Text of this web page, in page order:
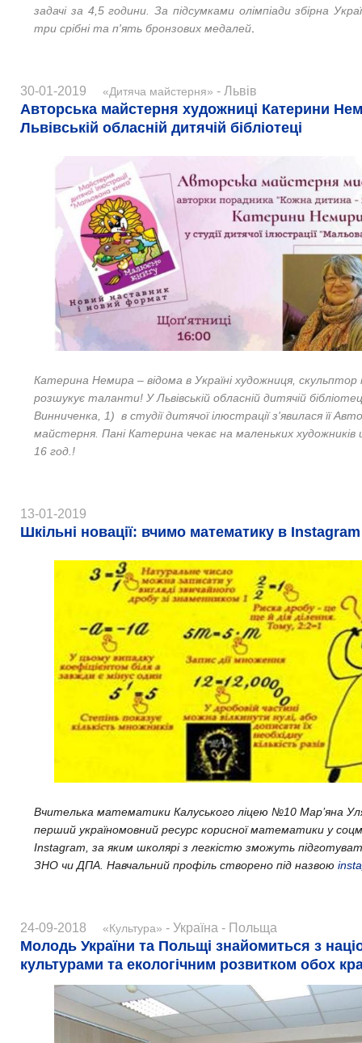
задачі за 4,5 години. За підсумками олімпіади збірна
три срібні та п'ять бронзових медалей
30-01-2019 «Дитяча майстерня» - Львів
Авторська майстерня художниці Катерини
Львівській обласній дитячій бібліотеці
Катерина Немира – відома в Україні художниця, скульптор
розшукує таланти! УЛьвівській обласній дитячій
Винниченка, 1) в студії дитячої ілюстрації з'явилася її
майстерня. Пані Катерина чекає на маленьких художників
16 год.!
13-01-2019
Шкільні новації: вчимо математику в Instagram
Вчителька математики Калуського ліцею №10 Мар’яна
перший україномовний ресурс корисної математики у
Instagram, за яким школярі з легкістю зможуть
ЗНО чи ДПА. Навчальний профіль створено під назвою
24-09-2018 «Культура» - Україна - Польща
Молодь України та Польщі знайомиться з
культурами та екологічним розвитком обох